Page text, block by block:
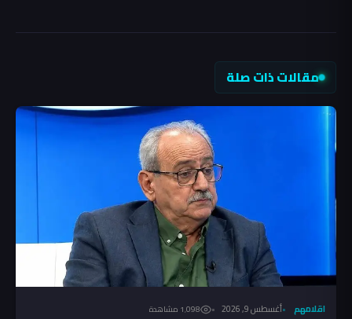
مقالات ذات صلة
اقلامهم أغسطس 9, 2026 1٬098 مشاهدة